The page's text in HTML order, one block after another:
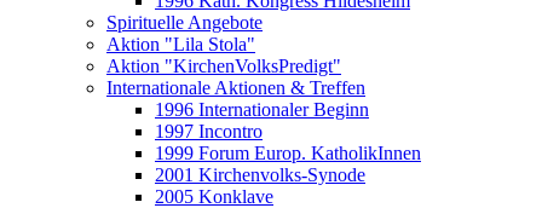
Spirituelle Angebote
Aktion "Lila Stola"
Aktion "KirchenVolksPredigt"
Internationale Aktionen & Treffen
1996 Internationaler Beginn
1997 Incontro
1999 Forum Europ. KatholikInnen
2001 Kirchenvolks-Synode
2005 Konklave